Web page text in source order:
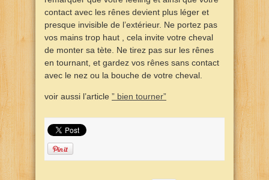
contact avec les rênes devient plus léger et
presque invisible de l’extérieur. Ne portez pas
vos mains trop haut , cela invite votre cheval
de monter sa tète. Ne tirez pas sur les rênes
en tournant, et gardez vos rênes sans contact
avec le nez ou la bouche de votre cheval.
voir aussi l’article ” bien tourner”